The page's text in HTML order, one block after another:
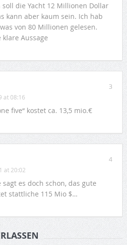
soll die Yacht 12 Millionen Dollar
kann aber kaum sein. Ich hab
von 80 Millionen gelesen.
klare Aussage
3
at 08:16
five“ kostet ca. 13,5 mio.€
4
at 20:02
sagt es doch schon, das gute
stattliche 115 Mio $…